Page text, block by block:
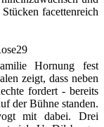
facettenreich
Hornung fest
zeigt, dass neben
fordert - bereits
der Bühne standen.
mit dabei. Drei